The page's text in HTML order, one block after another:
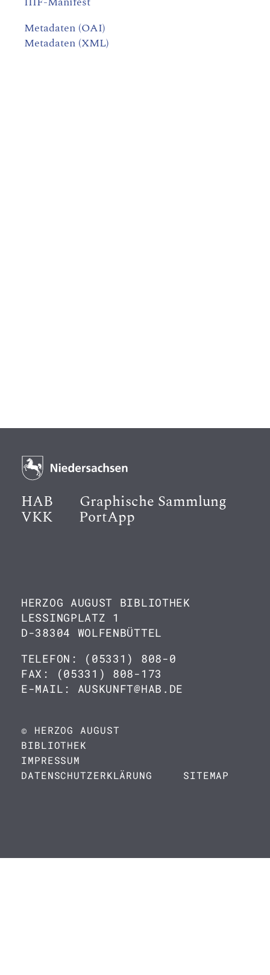
Metadaten (OAI)
Metadaten (XML)
HAB Graphische Sammlung
VKK PortApp
HERZOG AUGUST BIBLIOTHEK
LESSINGPLATZ 1
D-38304 WOLFENBÜTTEL
TELEFON: (05331) 808-0
FAX: (05331) 808-173
E-MAIL: AUSKUNFT@HAB.DE
© HERZOG AUGUST
BIBLIOTHEK
IMPRESSUM
DATENSCHUTZERKLÄRUNG
SITEMAP